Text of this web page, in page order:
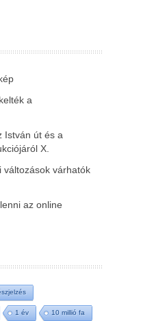
a
István út és a
X.
változások várhatók
az online
1 év 10 millió fa